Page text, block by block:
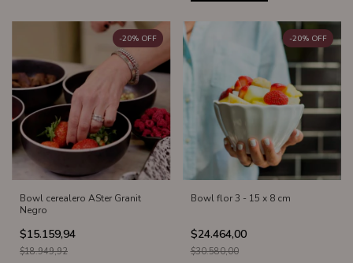
Bowl cerealero ASter Granit
Negro
$15.159,94
-20% OFF
$18.949,92
Bowl flor 3 - 15 x 8 cm
$24.464,00
-20% OFF
$30.580,00